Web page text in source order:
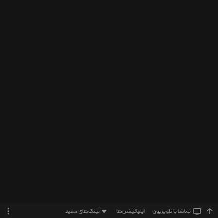
تماشا‌ با تلویزیون اپلیکیشن‌ها لینک‌های مفید